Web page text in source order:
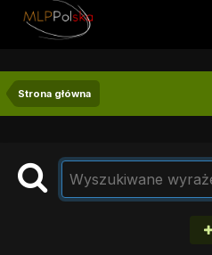
Strona główna